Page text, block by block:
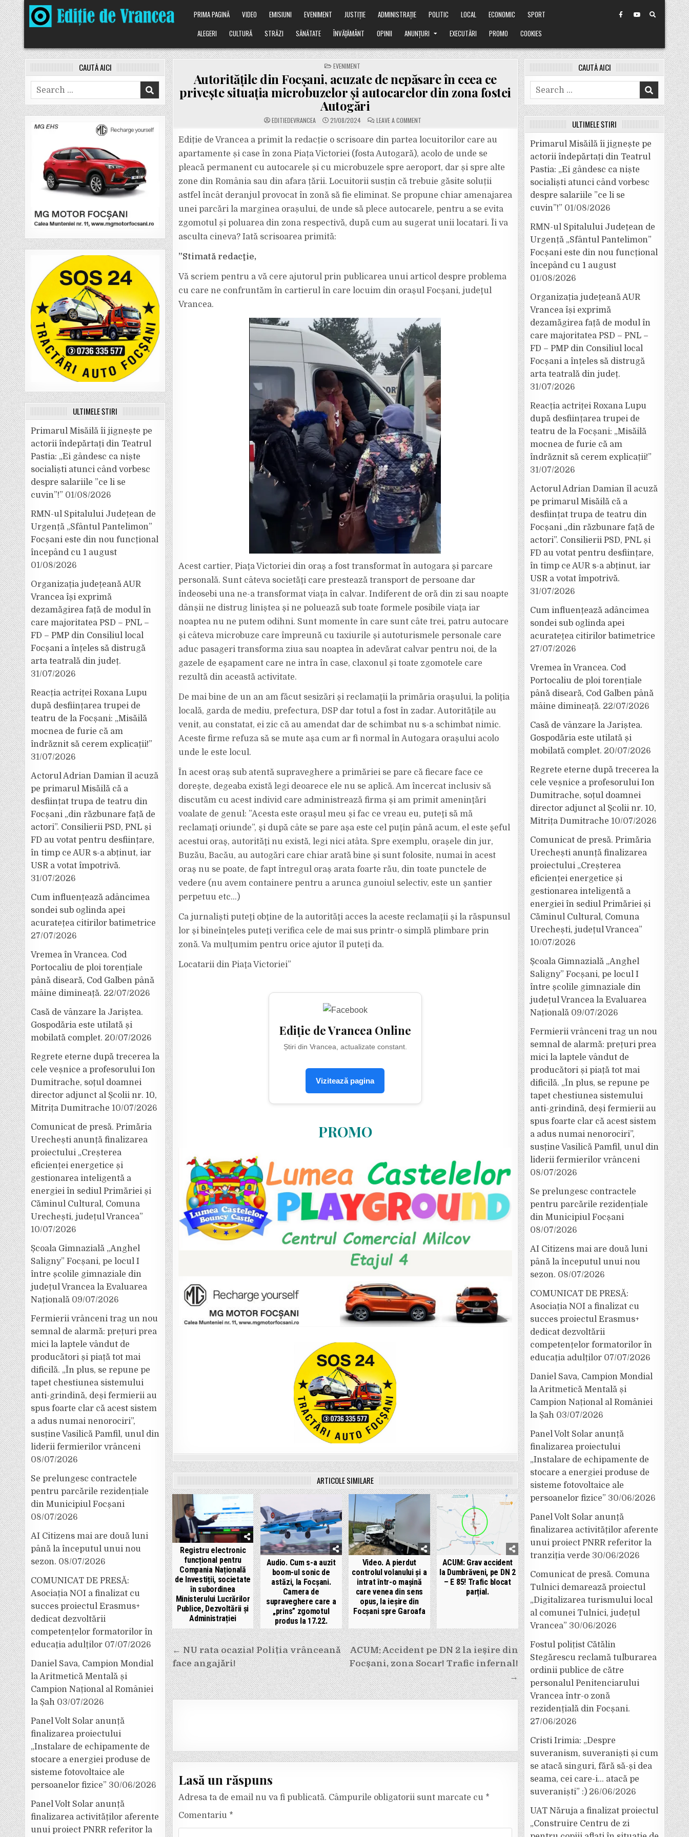
Skip
to
content
PRIMA PAGINĂ VIDEO EMISIUNI EVENIMENT JUSTIȚIE ADMINISTRAȚIE POLITIC LOCAL ECONOMIC
SPORT
ALEGERI
CULTURĂ STRĂZI SĂNĂTATE ÎNVĂȚĂMÂNT OPINII ANUNȚURI EXECUTĂRI PROMO COOKIES
POSTED
IN
EVENIMENT
Autoritățile din Focșani, acuzate de nepăsare în ceea ce
privește situația microbuzelor și autocarelor din zona fostei
Autogări
EDITIEDEVRANCEA 21/08/2024 LEAVE A COMMENTON
AUTORITĂȚILE
FOCȘANI,
ACUZATE
DE
NEPĂSARE
CEEA
PRIVEȘTE
SITUAȚIA
MICROBUZELOR
ȘI
AUTOCARELOR
DIN
ZONA
FOSTEI
Ediție de Vrancea a primit la redacție o scrisoare din partea locuitorilor care au
apartamente și case în zona Piața Victoriei (fosta Autogară), acolo de unde se
pleacă permanent cu autocarele și cu microbuzele spre aeroport, dar și spre alte
zone din România sau din afara țării. Locuitorii susțin că trebuie găsite soluții
astfel încât deranjul provocat în zonă să fie eliminat. Se propune chiar amenajarea
unei parcări la marginea orașului, de unde să plece autocarele, pentru a se evita
zgomotul și poluarea din zona respectivă, după cum au sugerat unii locatari. Îi va
asculta cineva? Iată scrisoarea primită:
”Stimată redacţie,
Vă scriem pentru a vă cere ajutorul prin publicarea unui articol despre problema
cu care ne confruntăm în cartierul în care locuim din oraşul Focşani, judeţul
Vrancea.
Acest cartier, Piaţa Victoriei din oraş a fost transformat în autogara şi parcare
personală. Sunt câteva societăţi care prestează transport de persoane dar
îndeosebi una ne-a transformat viaţa în calvar. Indiferent de oră din zi sau noapte
dânşii ne distrug liniştea şi ne poluează sub toate formele posibile viaţa iar
noaptea nu ne putem odihni. Sunt momente în care sunt câte trei, patru autocare
şi câteva microbuze care împreună cu taxiurile şi autoturismele personale care
aduc pasageri transforma ziua sau noaptea în adevărat calvar pentru noi, de la
gazele de eşapament care ne intra în case, claxonul şi toate zgomotele care
rezultă din această activitate.
De mai bine de un an am făcut sesizări şi reclamaţii la primăria oraşului, la poliţia
locală, garda de mediu, prefectura, DSP dar totul a fost în zadar. Autorităţile au
venit, au constatat, ei zic că au amendat dar de schimbat nu s-a schimbat nimic.
Aceste firme refuza să se mute aşa cum ar fi normal în Autogara oraşului acolo
unde le este locul.
În acest oraş sub atentă supraveghere a primăriei se pare că fiecare face ce
doreşte, degeaba există legi deoarece ele nu se aplică. Am încercat inclusiv să
discutăm cu acest individ care administrează firma şi am primit ameninţări
voalate de genul: ”Acesta este oraşul meu şi fac ce vreau eu, puteţi să mă
reclamaţi oriunde”, şi după câte se pare aşa este cel puţin până acum, el este şeful
acestui oraş, autorităţi nu există, legi nici atâta. Spre exemplu, oraşele din jur,
Buzău, Bacău, au autogări care chiar arată bine şi sunt folosite, numai în acest
oraş nu se poate, de fapt întregul oraş arata foarte rău, din toate punctele de
vedere (nu avem containere pentru a arunca gunoiul selectiv, este un şantier
perpetuu etc…)
Ca jurnalişti puteţi obţine de la autorităţi acces la aceste reclamaţii şi la răspunsul
lor şi bineînţeles puteţi verifica cele de mai sus printr-o simplă plimbare prin
zonă. Va mulţumim pentru orice ajutor îl puteţi da.
Locatarii din Piaţa Victoriei”
Ediție de Vrancea Online
Știri din Vrancea, actualizate constant.
Vizitează pagina
PROMO
ARTICOLE SIMILARE
Registru electronic
funcțional pentru
Compania Națională
de Investiții, societate
în subordinea
Ministerului Lucrărilor
Publice, Dezvoltării și
Administrației
Audio. Cum s-a auzit
boom-ul sonic de
astăzi, la Focșani.
Camera de
supraveghere care a
„prins” zgomotul
produs la 17.22.
Video. A pierdut
controlul volanului și a
intrat într-o mașină
care venea din sens
opus, la ieșire din
Focșani spre Garoafa
ACUM: Grav accident
la Dumbrăveni, pe DN 2
– E 85! Trafic blocat
parțial.
Navigare
în
articole
ACUM: Accident pe DN 2 la ieșire din
Focșani, zona Socar! Trafic infernal!
→
← NU rata ocazia! Poliția vrânceană
face angajări!
Lasă un răspuns
Adresa ta de email nu va fi publicată. Câmpurile obligatorii sunt marcate cu *
Comentariu *
CAUTĂ AICI
Search
for:
ULTIMELE ȘTIRI
Primarul Misăilă îi jignește pe
actorii îndepărtați din Teatrul
Pastia: „Ei gândesc ca niște
socialiști atunci când vorbesc
despre salariile ”ce li se
cuvin”!” 01/08/2026
RMN-ul Spitalului Județean de
Urgență „Sfântul Pantelimon”
Focșani este din nou funcțional
începând cu 1 august
01/08/2026
Organizația județeană AUR
Vrancea își exprimă
dezamăgirea față de modul în
care majoritatea PSD – PNL –
FD – PMP din Consiliul local
Focșani a înțeles să distrugă
arta teatrală din județ.
31/07/2026
Reacția actriței Roxana Lupu
după desființarea trupei de
teatru de la Focșani: „Misăilă
mocnea de furie că am
îndrăznit să cerem explicații!”
31/07/2026
Actorul Adrian Damian îl acuză
pe primarul Misăilă că a
desființat trupa de teatru din
Focșani „din răzbunare față de
actori”. Consilierii PSD, PNL și
FD au votat pentru desființare,
în timp ce AUR s-a abținut, iar
USR a votat împotrivă.
31/07/2026
Cum influențează adâncimea
sondei sub oglinda apei
acuratețea citirilor batimetrice
27/07/2026
Vremea în Vrancea. Cod
Portocaliu de ploi torențiale
până diseară, Cod Galben până
mâine dimineață. 22/07/2026
Casă de vânzare la Jariștea.
Gospodăria este utilată și
mobilată complet. 20/07/2026
Regrete eterne după trecerea la
cele veșnice a profesorului Ion
Dumitrache, soțul doamnei
director adjunct al Școlii nr. 10,
Mitrița Dumitrache 10/07/2026
Comunicat de presă. Primăria
Urechești anunță finalizarea
proiectului „Creșterea
eficienței energetice și
gestionarea inteligentă a
energiei în sediul Primăriei și
Căminul Cultural, Comuna
Urechești, județul Vrancea”
10/07/2026
Școala Gimnazială „Anghel
Saligny” Focșani, pe locul I
între școlile gimnaziale din
județul Vrancea la Evaluarea
Națională 09/07/2026
Fermierii vrânceni trag un nou
semnal de alarmă: prețuri prea
mici la laptele vândut de
producători și piață tot mai
dificilă. „În plus, se repune pe
tapet chestiunea sistemului
anti-grindină, deși fermierii au
spus foarte clar că acest sistem
a adus numai nenorociri”,
susține Vasilică Pamfil, unul din
liderii fermierilor vrânceni
08/07/2026
Se prelungesc contractele
pentru parcările rezidențiale
din Municipiul Focșani
08/07/2026
AI Citizens mai are două luni
până la începutul unui nou
sezon. 08/07/2026
COMUNICAT DE PRESĂ:
Asociația NOI a finalizat cu
succes proiectul Erasmus+
dedicat dezvoltării
competențelor formatorilor în
educația adulților 07/07/2026
Daniel Sava, Campion Mondial
la Aritmetică Mentală și
Campion Național al României
la Șah 03/07/2026
Panel Volt Solar anunță
finalizarea proiectului
„Instalare de echipamente de
stocare a energiei produse de
sisteme fotovoltaice ale
persoanelor fizice” 30/06/2026
Panel Volt Solar anunță
finalizarea activităților aferente
unui proiect PNRR referitor la
CAUTĂ AICI
Search
for:
ULTIMELE ȘTIRI
Primarul Misăilă îi jignește pe
actorii îndepărtați din Teatrul
Pastia: „Ei gândesc ca niște
socialiști atunci când vorbesc
despre salariile ”ce li se
cuvin”!” 01/08/2026
RMN-ul Spitalului Județean de
Urgență „Sfântul Pantelimon”
Focșani este din nou funcțional
începând cu 1 august
01/08/2026
Organizația județeană AUR
Vrancea își exprimă
dezamăgirea față de modul în
care majoritatea PSD – PNL –
FD – PMP din Consiliul local
Focșani a înțeles să distrugă
arta teatrală din județ.
31/07/2026
Reacția actriței Roxana Lupu
după desființarea trupei de
teatru de la Focșani: „Misăilă
mocnea de furie că am
îndrăznit să cerem explicații!”
31/07/2026
Actorul Adrian Damian îl acuză
pe primarul Misăilă că a
desființat trupa de teatru din
Focșani „din răzbunare față de
actori”. Consilierii PSD, PNL și
FD au votat pentru desființare,
în timp ce AUR s-a abținut, iar
USR a votat împotrivă.
31/07/2026
Cum influențează adâncimea
sondei sub oglinda apei
acuratețea citirilor batimetrice
27/07/2026
Vremea în Vrancea. Cod
Portocaliu de ploi torențiale
până diseară, Cod Galben până
mâine dimineață. 22/07/2026
Casă de vânzare la Jariștea.
Gospodăria este utilată și
mobilată complet. 20/07/2026
Regrete eterne după trecerea la
cele veșnice a profesorului Ion
Dumitrache, soțul doamnei
director adjunct al Școlii nr. 10,
Mitrița Dumitrache 10/07/2026
Comunicat de presă. Primăria
Urechești anunță finalizarea
proiectului „Creșterea
eficienței energetice și
gestionarea inteligentă a
energiei în sediul Primăriei și
Căminul Cultural, Comuna
Urechești, județul Vrancea”
10/07/2026
Școala Gimnazială „Anghel
Saligny” Focșani, pe locul I
între școlile gimnaziale din
județul Vrancea la Evaluarea
Națională 09/07/2026
Fermierii vrânceni trag un nou
semnal de alarmă: prețuri prea
mici la laptele vândut de
producători și piață tot mai
dificilă. „În plus, se repune pe
tapet chestiunea sistemului
anti-grindină, deși fermierii au
spus foarte clar că acest sistem
a adus numai nenorociri”,
susține Vasilică Pamfil, unul din
liderii fermierilor vrânceni
08/07/2026
Se prelungesc contractele
pentru parcările rezidențiale
din Municipiul Focșani
08/07/2026
AI Citizens mai are două luni
până la începutul unui nou
sezon. 08/07/2026
COMUNICAT DE PRESĂ:
Asociația NOI a finalizat cu
succes proiectul Erasmus+
dedicat dezvoltării
competențelor formatorilor în
educația adulților 07/07/2026
Daniel Sava, Campion Mondial
la Aritmetică Mentală și
Campion Național al României
la Șah 03/07/2026
Panel Volt Solar anunță
finalizarea proiectului
„Instalare de echipamente de
stocare a energiei produse de
sisteme fotovoltaice ale
persoanelor fizice” 30/06/2026
Panel Volt Solar anunță
finalizarea activităților aferente
unui proiect PNRR referitor la
tranziția verde 30/06/2026
Comunicat de presă. Comuna
Tulnici demarează proiectul
„Digitalizarea turismului local
al comunei Tulnici, județul
Vrancea” 30/06/2026
Fostul polițist Cătălin
Stegărescu reclamă tulburarea
ordinii publice de către
personalul Penitenciarului
Vrancea într-o zonă
rezidențială din Focșani.
27/06/2026
Cristi Irimia: „Despre
suveranism, suveraniști și cum
se atacă singuri, fără să-și dea
seama, cei care-i… atacă pe
suveraniști” :) 26/06/2026
UAT Năruja a finalizat proiectul
„Construire Centru de zi